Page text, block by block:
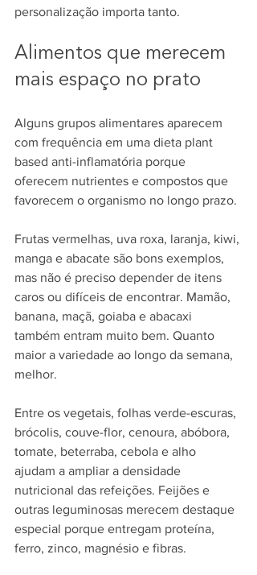
personalização importa tanto.
Alimentos que merecem
mais espaço no prato
Alguns grupos alimentares aparecem
com frequência em uma dieta plant
based anti-inflamatória porque
oferecem nutrientes e compostos que
favorecem o organismo no longo prazo.
Frutas vermelhas, uva roxa, laranja, kiwi,
manga e abacate são bons exemplos,
mas não é preciso depender de itens
caros ou difíceis de encontrar. Mamão,
banana, maçã, goiaba e abacaxi
também entram muito bem. Quanto
maior a variedade ao longo da semana,
melhor.
Entre os vegetais, folhas verde-escuras,
brócolis, couve-flor, cenoura, abóbora,
tomate, beterraba, cebola e alho
ajudam a ampliar a densidade
nutricional das refeições. Feijões e
outras leguminosas merecem destaque
especial porque entregam proteína,
ferro, zinco, magnésio e fibras.